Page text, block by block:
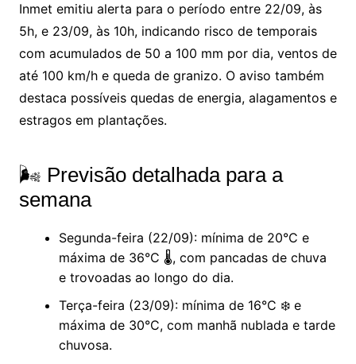
Inmet emitiu alerta para o período entre 22/09, às
5h, e 23/09, às 10h, indicando risco de temporais
com acumulados de 50 a 100 mm por dia, ventos de
até 100 km/h e queda de granizo. O aviso também
destaca possíveis quedas de energia, alagamentos e
estragos em plantações.
🌬️ Previsão detalhada para a
semana
Segunda-feira (22/09): mínima de 20°C e
máxima de 36°C 🌡️, com pancadas de chuva
e trovoadas ao longo do dia.
Terça-feira (23/09): mínima de 16°C ❄️ e
máxima de 30°C, com manhã nublada e tarde
chuvosa.